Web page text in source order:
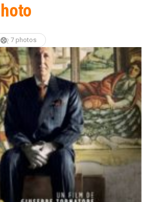
7 photos